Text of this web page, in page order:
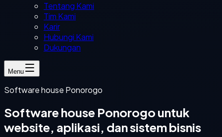
Tentang Kami
Tim Kami
Karir
Hubungi Kami
Dukungan
Menu
Software house Ponorogo
Software house Ponorogo untuk
website, aplikasi, dan sistem bisnis